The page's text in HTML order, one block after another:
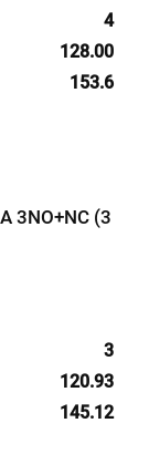
4
128.00
153.6
3NО+NC (3
3
120.93
145.12